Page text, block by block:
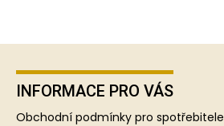
Z
INFORMACE PRO VÁS
Obchodní podmínky pro spotřebitele